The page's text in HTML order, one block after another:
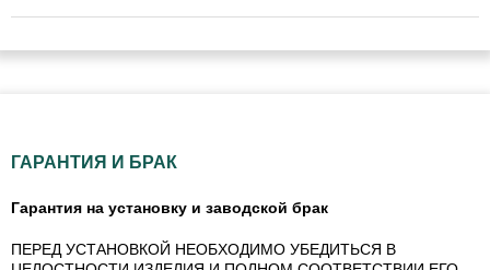
ГАРАНТИЯ И БРАК
Гарантия на установку и заводской брак
ПЕРЕД УСТАНОВКОЙ НЕОБХОДИМО УБЕДИТЬСЯ В